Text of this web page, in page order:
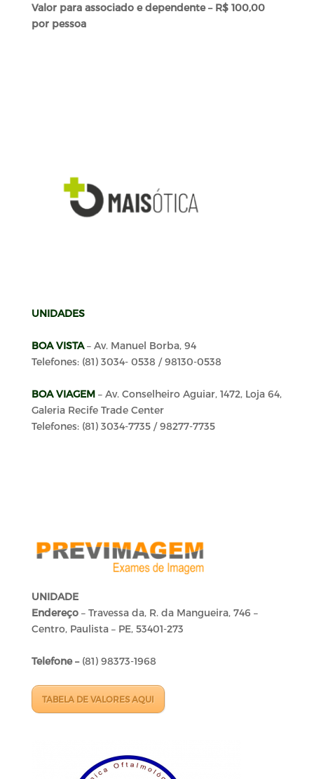
Valor para associado e dependente – R$ 100,00
por pessoa
UNIDADES
BOA VISTA– Av. Manuel Borba, 94
Telefones: (81) 3034- 0538 / 98130-0538
BOA VIAGEM– Av. Conselheiro Aguiar, 1472, Loja 64,
Galeria Recife Trade Center
Telefones: (81) 3034-7735 / 98277-7735
UNIDADE
Endereço– Travessa da, R. da Mangueira, 746 –
Centro, Paulista – PE, 53401-273
Telefone – (81) 98373-1968
TABELA DE VALORES AQUI